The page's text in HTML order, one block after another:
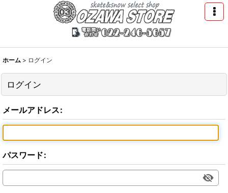
ホーム > ログイン
ログイン
メールアドレス:
パスワード: